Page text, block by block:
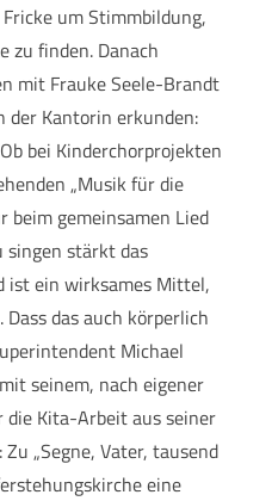
um Stimmbildung,
zu finden. Danach
mit Frauke Seele-Brandt
der Kantorin erkunden:
bei Kinderchorprojekten
„Musik für die
beim gemeinsamen Lied
singen stärkt das
ist ein wirksames Mittel,
das auch körperlich
Michael
seinem, nach eigener
die Kita-Arbeit aus seiner
„Segne, Vater, tausend
eine